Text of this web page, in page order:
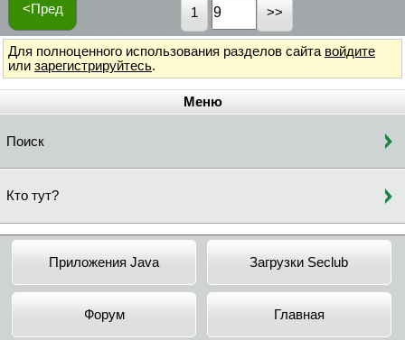
<Пред 1
Для полноценного использования разделов сайта войдите
или зарегистрируйтесь.
Меню
Поиск
Кто тут?
Приложения Java Загрузки Seclub
Форум Главная